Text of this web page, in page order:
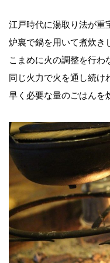
江戸時代に湯取り法が重
炉裏で鍋を用いて煮炊き
こまめに火の調整を行わ
同じ火力で火を通し続け
早く必要な量のごはんを